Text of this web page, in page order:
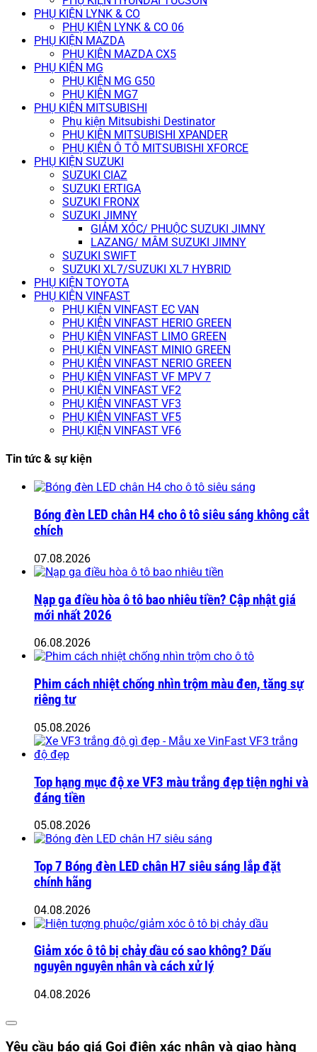
PHỤ KIỆN LYNK & CO
PHỤ KIỆN LYNK & CO 06
PHỤ KIỆN MAZDA
PHỤ KIỆN MAZDA CX5
PHỤ KIỆN MG
PHỤ KIỆN MG G50
PHỤ KIỆN MG7
PHỤ KIỆN MITSUBISHI
Phụ kiện Mitsubishi Destinator
PHỤ KIỆN MITSUBISHI XPANDER
PHỤ KIỆN Ô TÔ MITSUBISHI XFORCE
PHỤ KIỆN SUZUKI
SUZUKI CIAZ
SUZUKI ERTIGA
SUZUKI FRONX
SUZUKI JIMNY
GIẢM XÓC/ PHUỘC SUZUKI JIMNY
LAZANG/ MÂM SUZUKI JIMNY
SUZUKI SWIFT
SUZUKI XL7/SUZUKI XL7 HYBRID
PHỤ KIỆN TOYOTA
PHỤ KIỆN VINFAST
PHỤ KIỆN VINFAST EC VAN
PHỤ KIỆN VINFAST HERIO GREEN
PHỤ KIỆN VINFAST LIMO GREEN
PHỤ KIỆN VINFAST MINIO GREEN
PHỤ KIỆN VINFAST NERIO GREEN
PHỤ KIỆN VINFAST VF MPV 7
PHỤ KIỆN VINFAST VF2
PHỤ KIỆN VINFAST VF3
PHỤ KIỆN VINFAST VF5
PHỤ KIỆN VINFAST VF6
Tin tức & sự kiện
Bóng đèn LED chân H4 cho ô tô siêu sáng không cắt
chích
07.08.2026
Nạp ga điều hòa ô tô bao nhiêu tiền? Cập nhật giá
mới nhất 2026
06.08.2026
Phim cách nhiệt chống nhìn trộm màu đen, tăng sự
riêng tư
05.08.2026
Top hạng mục độ xe VF3 màu trắng đẹp tiện nghi và
đáng tiền
05.08.2026
Top 7 Bóng đèn LED chân H7 siêu sáng lắp đặt
chính hãng
04.08.2026
Giảm xóc ô tô bị chảy dầu có sao không? Dấu
nguyên nguyên nhân và cách xử lý
04.08.2026
Yêu cầu báo giá Gọi điện xác nhận và giao hàng